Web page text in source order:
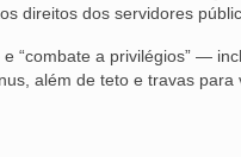
direitos dos servidores
“combate a privilégios” —
além de teto e travas para